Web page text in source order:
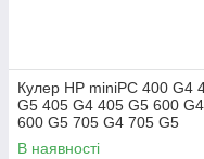
Кулер HP miniPC 400 G4
G5 405 G4 405 G5 600 G4
600 G5 705 G4 705 G5
(L19561-001)
В наявності